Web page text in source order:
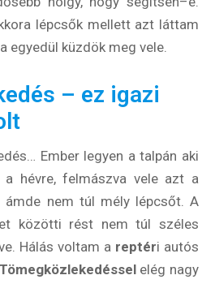
lépcsők mellett azt láttam
egyedül küzdök meg vele.
– ez igazi
Ember legyen a talpán aki
hévre, felmászva vele azt a
ámde nem túl mély lépcsőt. A
közötti rést nem túl széles
Hálás voltam a reptéri autós
Tömegközlekedésselelég nagy